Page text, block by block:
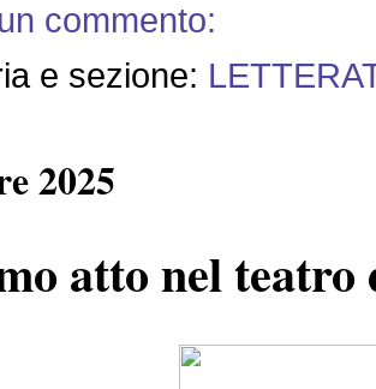
commento:
e sezione:
2025
atto nel teatro